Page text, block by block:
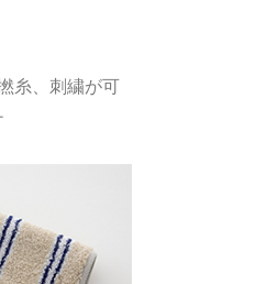
糸、刺繍が可